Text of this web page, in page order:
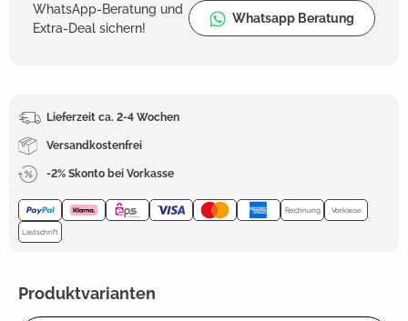
WhatsApp-Beratung und
Extra-Deal sichern!
Whatsapp Beratung
Lieferzeit ca. 2-4 Wochen
Versandkostenfrei
-2% Skonto bei Vorkasse
Rechnung Vorkasse
Lastschrift
Produktvarianten